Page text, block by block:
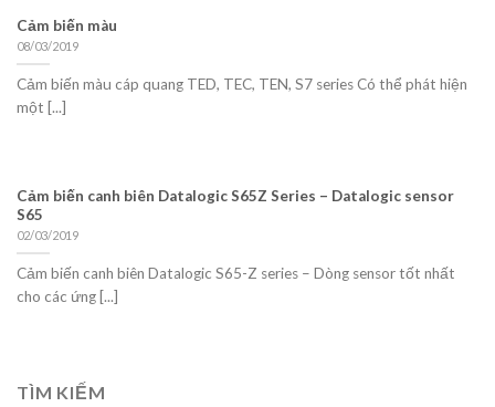
Cảm biến màu
08/03/2019
Cảm biến màu cáp quang TED, TEC, TEN, S7 series Có thể phát hiện
một [...]
Cảm biến canh biên Datalogic S65Z Series – Datalogic sensor
S65
02/03/2019
Cảm biến canh biên Datalogic S65-Z series – Dòng sensor tốt nhất
cho các ứng [...]
TÌM KIẾM